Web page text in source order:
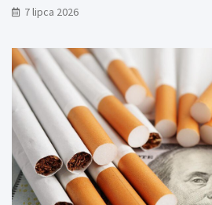
7 lipca 2026